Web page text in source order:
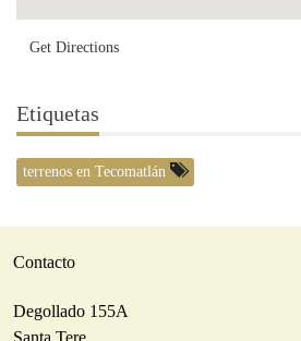
Get Directions
Etiquetas
terrenos en Tecomatlán
Contacto
Degollado 155A